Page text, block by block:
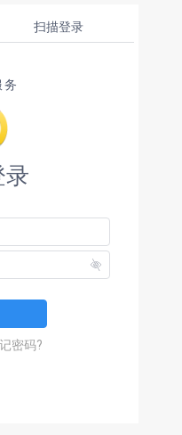
扫描登录
务
录
密码?